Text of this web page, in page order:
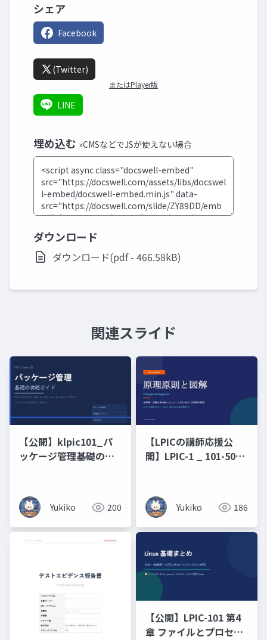
シェア
Facebook
(Twitter)
またはPlayer版
LINE
埋め込む »CMSなどでJSが使えない場合
ダウンロード
ダウンロード(pdf - 466.58kB)
関連スライド
【公開】klpic101_パ
ッケージ管理基礎の攻
Yukiko 200
【LPICの講師応援公
開】LPIC-1 _ 101-500
ンジニアのための 7 日
間集中研修）コマンド
暗記ではなく、なぜそ
する編
Yukiko 186
【公開】LPIC-101 第4
章 ファイルとプロセス